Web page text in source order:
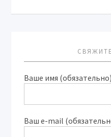
Ваше имя (обязательно)
Ваш e-mail